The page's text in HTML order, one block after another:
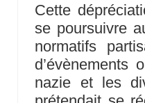
Cette
se poursuivre
normatifs
d’évènements
nazie et les